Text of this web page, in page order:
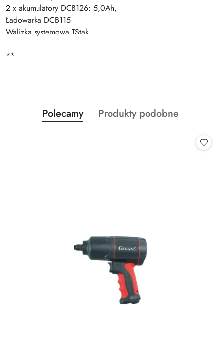
2 x akumulatory DCB126: 5,0Ah,
Ładowarka DCB115
Walizka systemowa TStak
**
Pomiń karuzelę produktów
Produkty
o
Polecamy
Produkty
Produkty podobne